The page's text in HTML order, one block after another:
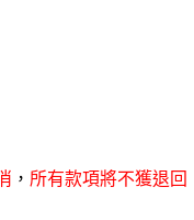
， 所有款項將不獲退回